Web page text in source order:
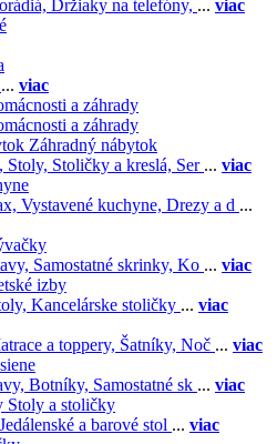
Držiaky na telefóny, ... viac
... viac
a záhrady
a záhrady
Záhradný nábytok
Stoly, Stoličky a kreslá, Ser ... viac
Vystavené kuchyne, Drezy a d ...
Samostatné skrinky, Ko ... viac
izby
Kancelárske stoličky ... viac
a toppery, Šatníky, Noč ... viac
Botníky, Samostatné sk ... viac
Stoly a stoličky
Jedálenské a barové stol ... viac